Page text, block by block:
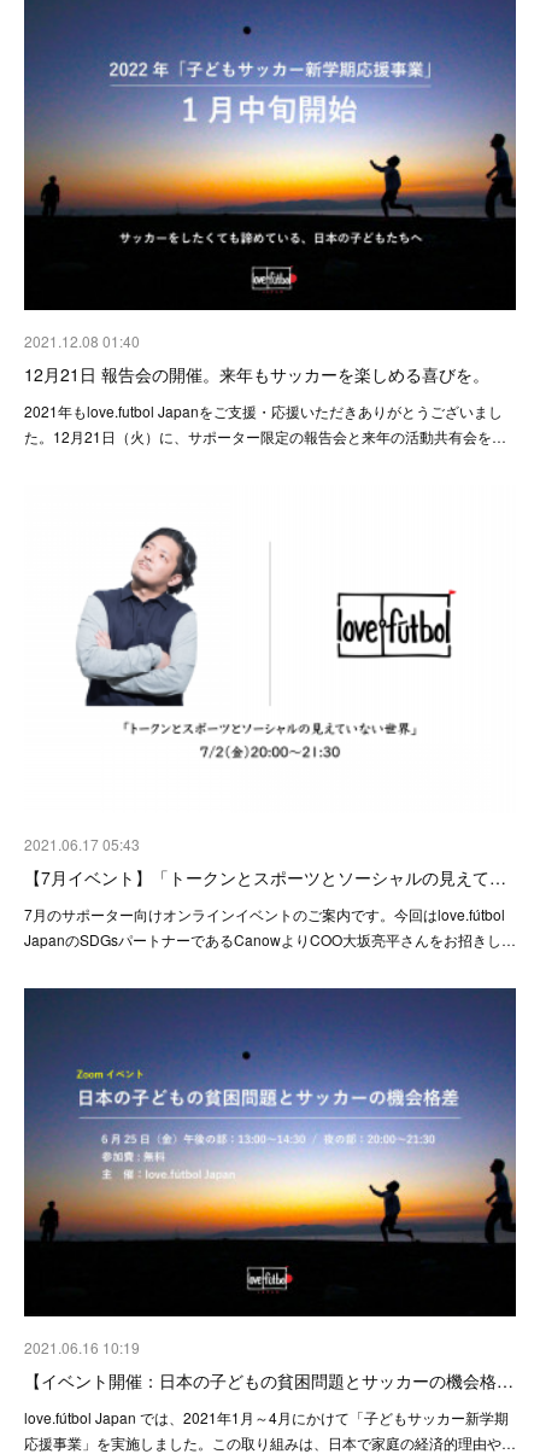
2021.12.08 01:40
12月21日 報告会の開催。来年もサッカーを楽しめる喜びを。
2021年もlove.futbol Japanをご支援・応援いただきありがとうございまし
た。12月21日（火）に、サポーター限定の報告会と来年の活動共有会を…
2021.06.17 05:43
【7月イベント】「トークンとスポーツとソーシャルの見えて…
7月のサポーター向けオンラインイベントのご案内です。今回はlove.fútbol
JapanのSDGsパートナーであるCanowよりCOO大坂亮平さんをお招きし…
2021.06.16 10:19
【イベント開催：日本の子どもの貧困問題とサッカーの機会格…
love.fútbol Japan では、2021年1月～4月にかけて「子どもサッカー新学期
応援事業」を実施しました。この取り組みは、日本で家庭の経済的理由や…